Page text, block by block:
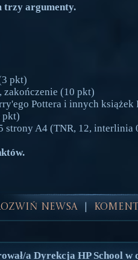
trzy argumenty.
pkt)
zakończenie (10 pkt)
Pottera i innych książek
pkt)
strony A4 (TNR, 12, interlinia
Newsa
a Dyrekcja HP School w